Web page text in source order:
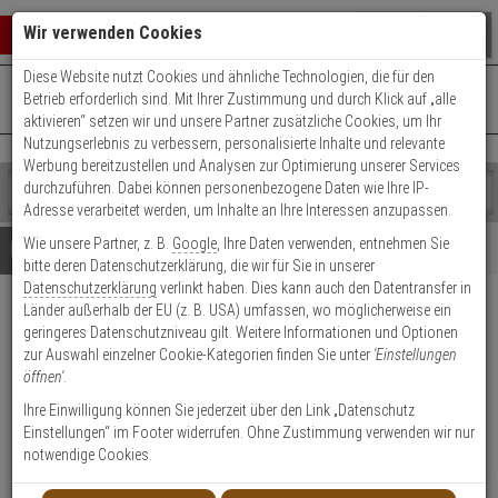
Warenkorb schließen
0 ARTIKEL IM WARENKORB
Ihr Warenkorb ist momentan leer.
Ergebnisse ()
Fertig
Shop
durchsuchen
Bitte
geben
Sie
mindestens
Zeichen
ein,
um
Suche
Es
wurde
noch
Kategorien
Suche
gestartet
+49 (0)821 899 493-0Mo. - Do.: 8:00 - 16:30 | Fr.: 8:00 - 14:00 Uhr
Kontaktservice nutzen
Details Beratung
Hanwha PNM-C16013RVQ IP-
Kamera 16MPx T/N PoE+ IP66
Produktmerkmale
NEU
Wir verwenden Cookies
Diese Website nutzt Cookies und ähnliche Technologien, die für den
Betrieb erforderlich sind. Mit Ihrer Zustimmung und durch Klick auf „alle
aktivieren“ setzen wir und unsere Partner zusätzliche Cookies, um Ihr
Nutzungserlebnis zu verbessern, personalisierte Inhalte und relevante
Werbung bereitzustellen und Analysen zur Optimierung unserer Services
durchzuführen. Dabei können personenbezogene Daten wie Ihre IP-
Adresse verarbeitet werden, um Inhalte an Ihre Interessen anzupassen.
Wie unsere Partner, z. B. Google , Ihre Daten verwenden, entnehmen Sie
bitte deren Datenschutzerklärung, die wir für Sie in unserer
Datenschutzerklärung verlinkt haben. Dies kann auch den Datentransfer in
Länder außerhalb der EU (z. B. USA) umfassen, wo möglicherweise ein
geringeres Datenschutzniveau gilt. Weitere Informationen und Optionen
zur Auswahl einzelner Cookie-Kategorien finden Sie unter 'Einstellungen
öffnen'.
Ihre Einwilligung können Sie jederzeit über den Link „Datenschutz
Einstellungen“ im Footer widerrufen. Ohne Zustimmung verwenden wir nur
notwendige Cookies.